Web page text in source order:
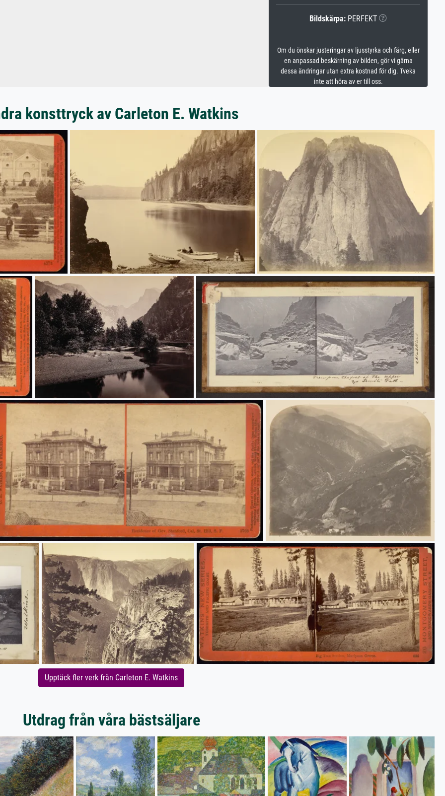
Bildskärpa: PERFEKT
Om du önskar justeringar av ljusstyrka och färg, eller
en anpassad beskärning av bilden, gör vi gärna
dessa ändringar utan extra kostnad för dig. Tveka
inte att höra av er till oss.
konsttryck av Carleton E. Watkins
Upptäck fler verk från Carleton E. Watkins
Utdrag från våra bästsäljare